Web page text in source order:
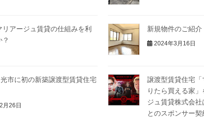
アージュ賃貸の仕組みを利
新規物件のご紹介
2024年3月16日
市に初の新築譲渡型賃貸住宅
月26日
譲渡型賃貸住宅
りたら買える家
ジュ賃貸株式会
とのスポンサー